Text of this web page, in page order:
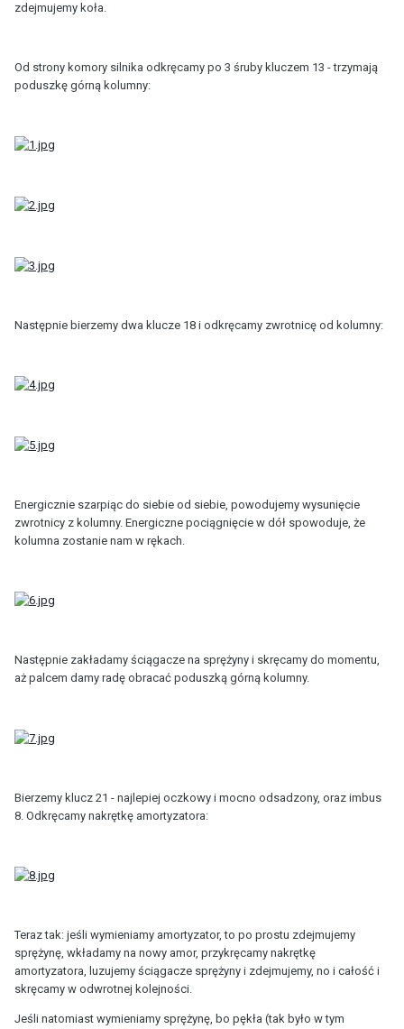
zdejmujemy koła.
Od strony komory silnika odkręcamy po 3 śruby kluczem 13 - trzymają
poduszkę górną kolumny:
Następnie bierzemy dwa klucze 18 i odkręcamy zwrotnicę od kolumny:
Energicznie szarpiąc do siebie od siebie, powodujemy wysunięcie
zwrotnicy z kolumny. Energiczne pociągnięcie w dół spowoduje, że
kolumna zostanie nam w rękach.
Następnie zakładamy ściągacze na sprężyny i skręcamy do momentu,
aż palcem damy radę obracać poduszką górną kolumny.
Bierzemy klucz 21 - najlepiej oczkowy i mocno odsadzony, oraz imbus
8. Odkręcamy nakrętkę amortyzatora:
Teraz tak: jeśli wymieniamy amortyzator, to po prostu zdejmujemy
sprężynę, wkładamy na nowy amor, przykręcamy nakrętkę
amortyzatora, luzujemy ściągacze sprężyny i zdejmujemy, no i całość i
skręcamy w odwrotnej kolejności.
Jeśli natomiast wymieniamy sprężynę, bo pękła (tak było w tym